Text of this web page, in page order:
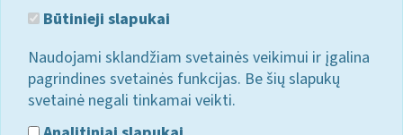
Būtinieji slapukai
Naudojami sklandžiam svetainės veikimui ir įgalina
pagrindines svetainės funkcijas. Be šių slapukų
svetainė negali tinkamai veikti.